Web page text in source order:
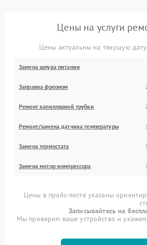
Цены на услуги
Цены актуальны на текущую
Замена шнура питания
Заправка фреоном
Ремонт капиллярной трубки
Ремонт/замена датчика температуры
Замена термостата
Замена мотор-компрессора
Цены в прайс-листе указаны
Записывайтесь на
Мы проверим ваше устройство и укажем